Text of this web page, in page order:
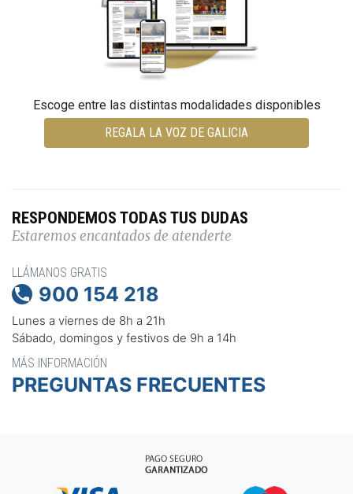
Escoge entre las distintas modalidades disponibles
REGALA LA VOZ DE GALICIA
RESPONDEMOS TODAS TUS DUDAS
Estaremos encantados de atenderte
LLÁMANOS GRATIS
 900 154 218
Lunes a viernes de 8h a 21h
Sábado, domingos y festivos de 9h a 14h
MÁS INFORMACIÓN
PREGUNTAS FRECUENTES